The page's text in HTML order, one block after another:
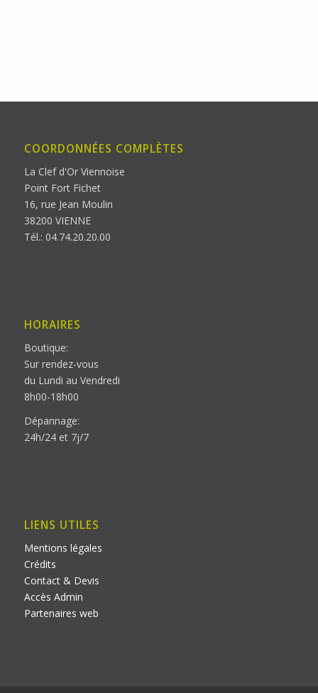
COORDONNÉES COMPLÈTES
La Clef d'Or Viennoise
Point Fort Fichet
16, rue Jean Moulin
38200 VIENNE
Tél.: 04.74.20.20.00
HORAIRES
Boutique:
Sur rendez-vous
du Lundi au Vendredi
8h00-18h00
Dépannage:
24h/24 et 7j/7
LIENS UTILES
Mentions légales
Crédits
Contact & Devis
Accès Admin
Partenaires web